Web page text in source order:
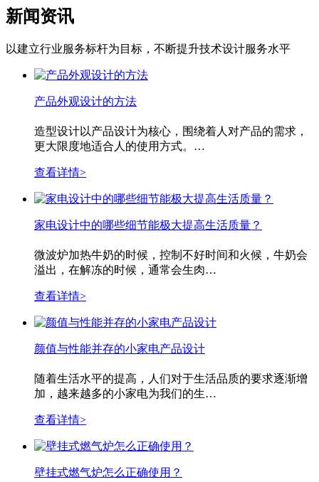
新闻资讯
以建立行业服务标杆为目标，不断提升技术设计服务水平
产品外观设计的方法
造型设计以产品设计为核心，围绕着人对产品的需求，
更大限度地适合人的使用方式。…
查看详情>
家电设计中的哪些细节能极大提高生活质量？
微波炉加热牛奶的时候，控制不好时间和火候，牛奶会
溢出，在解冻的时候，通常会生肉…
查看详情>
颜值与性能并存的小家电产品设计
随着生活水平的提高，人们对于生活品质的要求逐渐增
加，越来越多的小家电为我们的生…
查看详情>
壁挂式燃气炉怎么正确使用？